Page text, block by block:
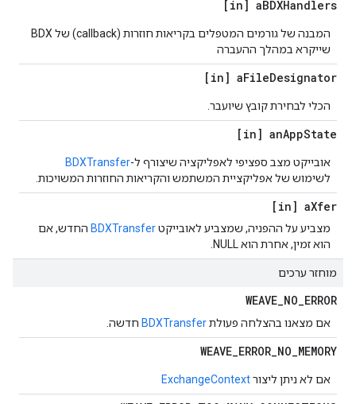
[in] aBDXHandlers
המבנה של גורמים המטפלים בקריאות חוזרות (callback) של BDX
שייקרא במהלך ההעברה
[in] aFileDesignator
הכלי לבחירת קובץ שיועבר.
[in] anAppState
אובייקט מצב ספציפי לאפליקציה שיצורף ל-BDXTransfer
לשימוש של אפליקציית המשתמש והקריאות החוזרות המשויכות.
[in] aXfer
מצביע על ההפניה, שמצביע לאובייקטBDXTransfer החדש, אם
הוא זמין, אחרת הוא NULL.
מוחזר ערכים
WEAVE_NO_ERROR
אם מצאנו בהצלחה פעולתBDXTransfer חדשה.
WEAVE_ERROR_NO_MEMORY
אם לא ניתן ליצורExchangeContext